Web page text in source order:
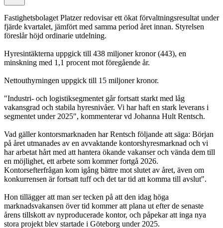
Fastighetsbolaget Platzer redovisar ett ökat förvaltningsresultat under
fjärde kvartalet, jämfört med samma period året innan. Styrelsen
föreslår höjd ordinarie utdelning.
Hyresintäkterna uppgick till 438 miljoner kronor (443), en
minskning med 1,1 procent mot föregående år.
Nettouthyrningen uppgick till 15 miljoner kronor.
"Industri- och logistiksegmentet går fortsatt starkt med låg
vakansgrad och stabila hyresnivåer. Vi har haft en stark leverans i
segmentet under 2025", kommenterar vd Johanna Hult Rentsch.
Vad gäller kontorsmarknaden har Rentsch följande att säga: Början
på året utmanades av en avvaktande kontorshyresmarknad och vi
har arbetat hårt med att hantera ökande vakanser och vända dem till
en möjlighet, ett arbete som kommer fortgå 2026.
Kontorsefterfrågan kom igång bättre mot slutet av året, även om
konkurrensen är fortsatt tuff och det tar tid att komma till avslut".
Hon tillägger att man ser tecken på att den idag höga
marknadsvakansen över tid kommer att plana ut efter de senaste
årens tillskott av nyproducerade kontor, och påpekar att inga nya
stora projekt blev startade i Göteborg under 2025.